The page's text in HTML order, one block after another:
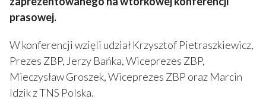
prasowej.
W konferencji wzięli udział Krzysztof Pietraszkiewicz,
Prezes ZBP, Jerzy Bańka, Wiceprezes ZBP,
Mieczysław Groszek, Wiceprezes ZBP oraz Marcin
Idzik z TNS Polska.